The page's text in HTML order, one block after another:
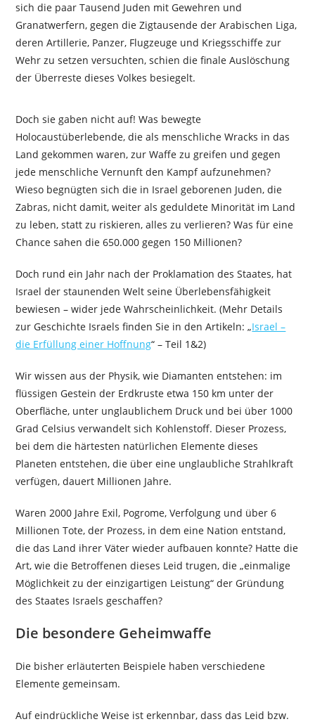
sich die paar Tausend Juden mit Gewehren und
Granatwerfern, gegen die Zigtausende der Arabischen Liga,
deren Artillerie, Panzer, Flugzeuge und Kriegsschiffe zur
Wehr zu setzen versuchten, schien die finale Auslöschung
der Überreste dieses Volkes besiegelt.
Doch sie gaben nicht auf! Was bewegte
Holocaustüberlebende, die als menschliche Wracks in das
Land gekommen waren, zur Waffe zu greifen und gegen
jede menschliche Vernunft den Kampf aufzunehmen?
Wieso begnügten sich die in Israel geborenen Juden, die
Zabras, nicht damit, weiter als geduldete Minorität im Land
zu leben, statt zu riskieren, alles zu verlieren? Was für eine
Chance sahen die 650.000 gegen 150 Millionen?
Doch rund ein Jahr nach der Proklamation des Staates, hat
Israel der staunenden Welt seine Überlebensfähigkeit
bewiesen – wider jede Wahrscheinlichkeit. (Mehr Details
zur Geschichte Israels finden Sie in den Artikeln: „Israel –
die Erfüllung einer Hoffnung“ – Teil 1&2)
Wir wissen aus der Physik, wie Diamanten entstehen: im
flüssigen Gestein der Erdkruste etwa 150 km unter der
Oberfläche, unter unglaublichem Druck und bei über 1000
Grad Celsius verwandelt sich Kohlenstoff. Dieser Prozess,
bei dem die härtesten natürlichen Elemente dieses
Planeten entstehen, die über eine unglaubliche Strahlkraft
verfügen, dauert Millionen Jahre.
Waren 2000 Jahre Exil, Pogrome, Verfolgung und über 6
Millionen Tote, der Prozess, in dem eine Nation entstand,
die das Land ihrer Väter wieder aufbauen konnte? Hatte die
Art, wie die Betroffenen dieses Leid trugen, die „einmalige
Möglichkeit zu der einzigartigen Leistung“ der Gründung
des Staates Israels geschaffen?
Die besondere Geheimwaffe
Die bisher erläuterten Beispiele haben verschiedene
Elemente gemeinsam.
Auf eindrückliche Weise ist erkennbar, dass das Leid bzw.